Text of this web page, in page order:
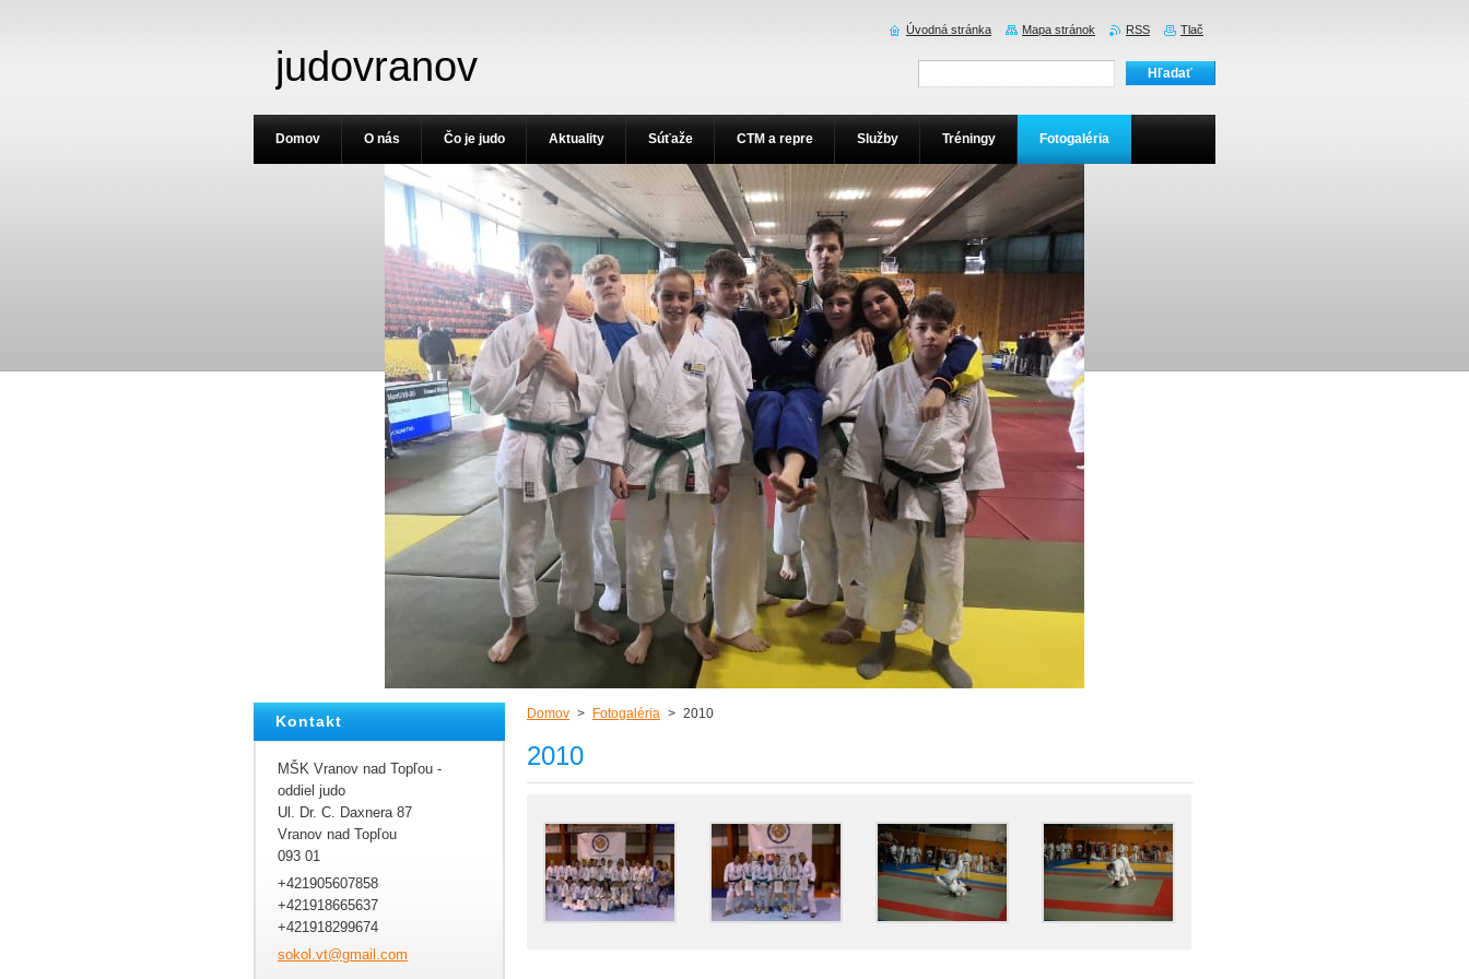
judovranov
Domov > Fotogaléria > 2010
2010
Kontakt
MŠK Vranov nad Topľou -
oddiel judo
Ul. Dr. C. Daxnera 87
Vranov nad Topľou
093 01
+421905607858
+421918665637
+421918299674
sokol.vt@gmail.com
Domov O nás Čo je judo Aktuality Súťaže CTM a repre Služby Tréningy Fotogaléria
Úvodná stránka Mapa stránok RSS Tlač